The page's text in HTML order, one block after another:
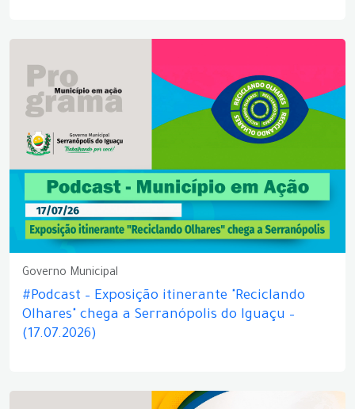
Governo Municipal
#Podcast – Exposição itinerante "Reciclando
Olhares" chega a Serranópolis do Iguaçu –
(17.07.2026)